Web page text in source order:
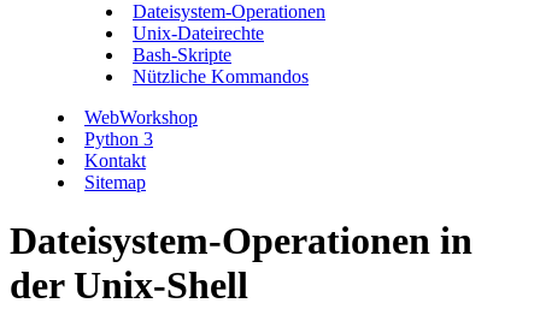
Dateisystem-Operationen
Unix-Dateirechte
Bash-Skripte
Nützliche Kommandos
WebWorkshop
Python 3
Kontakt
Sitemap
Dateisystem-Operationen in
der Unix-Shell